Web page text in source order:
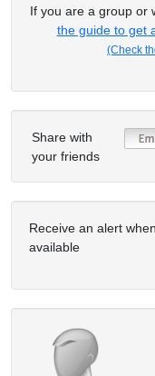
If you are a group or
the guide to get
(Check
Share with
your friends
Receive an alert
available